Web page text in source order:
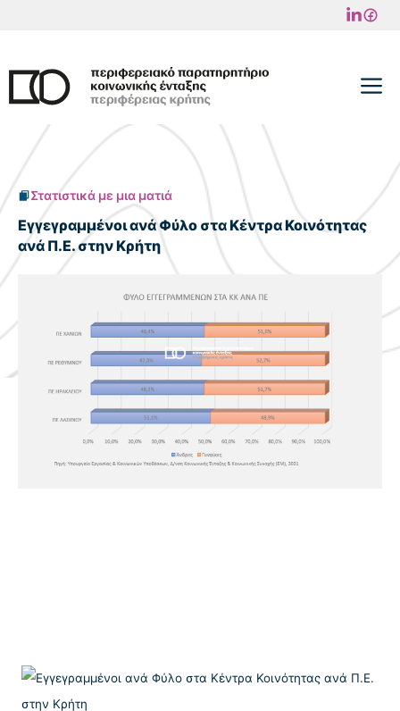
περιεχόμενο
Στατιστικά με μια ματιά
Εγγεγραμμένοι ανά Φύλο στα Κέντρα Κοινότητας
ανά Π.Ε. στην Κρήτη